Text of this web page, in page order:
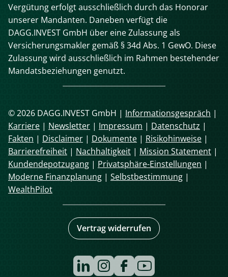
Vergütung erfolgt ausschließlich durch das Honorar
unserer Mandanten. Daneben verfügt die
DAGG.INVEST GmbH über eine Zulassung als
Versicherungsmakler gemäß § 34d Abs. 1 GewO. Diese
Zulassung wird ausschließlich im Rahmen bestehender
Mandatsbeziehungen genutzt.
© 2026 DAGG.INVEST GmbH | Informationsgespräch |
Karriere | Newsletter | Impressum | Datenschutz |
Fakten | Disclaimer | Dokumente | Risikohinweise |
Barrierefreiheit | Nachhaltigkeit | Mission Statement |
Kundendepotzugang | Privatsphäre-Einstellungen |
Moderne Finanzplanung | Selbstbestimmung |
WealthPilot
Vertrag widerrufen
Navigation
überspringen